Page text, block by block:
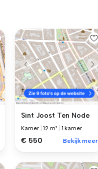
Sint Joost Ten Node
Kamer |12 m² 1 kamer
€ 550 Bekijk meer